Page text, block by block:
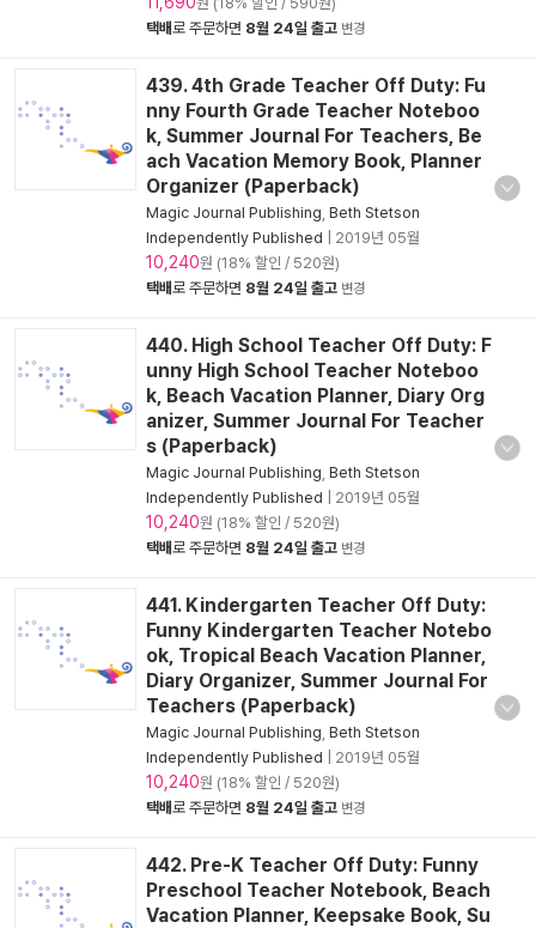
택배로 주문하면 8월 24일 출고 변경
439. 4th Grade Teacher Off Duty: Fu
nny Fourth Grade Teacher Noteboo
k, Summer Journal For Teachers, Be
ach Vacation Memory Book, Planner
Organizer (Paperback)
Magic Journal Publishing Beth Stetson
Independently Published
2019년 05월
10,240원 (18% 할인 / 520원)
택배로 주문하면 8월 24일 출고 변경
440. High School Teacher Off Duty: F
unny High School Teacher Noteboo
k, Beach Vacation Planner, Diary Org
anizer, Summer Journal For Teacher
s (Paperback)
Magic Journal Publishing Beth Stetson
Independently Published
2019년 05월
10,240원 (18% 할인 / 520원)
택배로 주문하면 8월 24일 출고 변경
441. Kindergarten Teacher Off Duty:
Funny Kindergarten Teacher Notebo
ok, Tropical Beach Vacation Planner,
Diary Organizer, Summer Journal For
Teachers (Paperback)
Magic Journal Publishing Beth Stetson
Independently Published
2019년 05월
10,240원 (18% 할인 / 520원)
택배로 주문하면 8월 24일 출고 변경
442. Pre-K Teacher Off Duty: Funny
Preschool Teacher Notebook, Beach
Vacation Planner, Keepsake Book, Su